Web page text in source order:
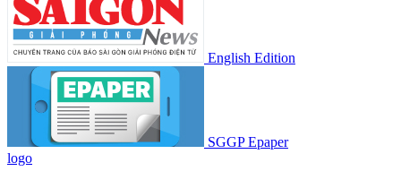
English Edition
SGGP Epaper
logo